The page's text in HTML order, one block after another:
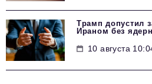
Трамп допустил
Ираном без
10 августа